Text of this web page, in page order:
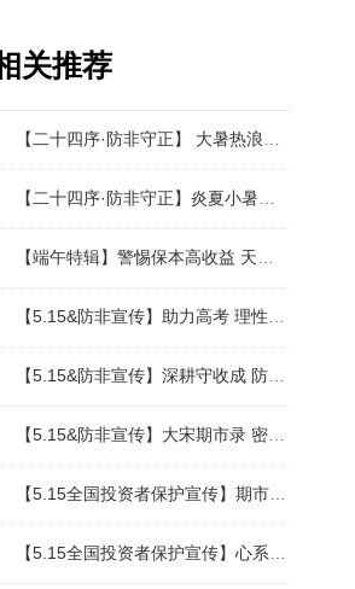
关推荐
【二十四序·防非守正】 大暑热浪遮真相，非法维权藏祸殃
【二十四序·防非守正】炎夏小暑识骗局 理性理财护家财
【端午特辑】警惕保本高收益 天上不会掉馅饼
【5.15&防非宣传】助力高考 理性投资
【5.15&防非宣传】深耕守收成 防非护木金
【5.15&防非宣传】大宋期市录 密信疑云：解密内幕交易陷阱 12386守护公平交易
【5.15全国投资者保护宣传】期市镜鉴-未公开信息里的隐秘交易
【5.15全国投资者保护宣传】心系投资者 携手共行动